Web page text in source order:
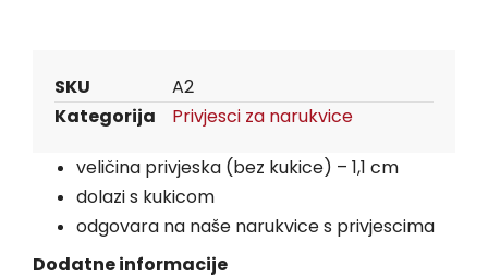
SKU A2
Kategorija Privjesci za narukvice
veličina privjeska (bez kukice) – 1,1 cm
dolazi s kukicom
odgovara na naše narukvice s privjescima
Dodatne informacije